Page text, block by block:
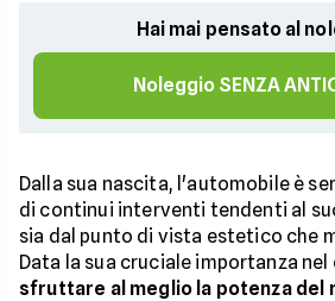
Hai mai pensato al
Noleggio SENZA
Dalla sua nascita, l'automobile è
di continui interventi tendenti al
sia dal punto di vista estetico che
Data la sua cruciale importanza
sfruttare al meglio la potenza del